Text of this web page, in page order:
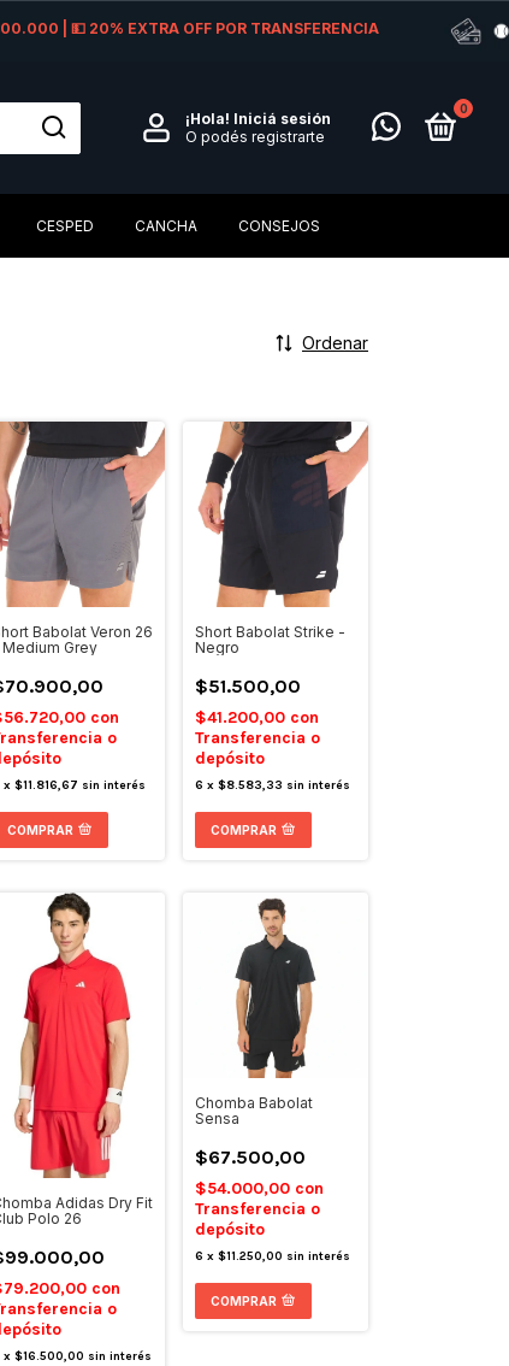
| 💵 20% EXTRA OFF POR TRANSFERENCIA
¡Hola! Iniciá sesión
O podés registrarte
0
CESPED CANCHA CONSEJOS
Ordenar
Babolat Veron 26
Grey
con
o
x $11.816,67 sin interés
COMPRAR
Short Babolat Strike -
Negro
$51.500,00
$41.200,00 con
Transferencia o
depósito
6 x $8.583,33 sin interés
COMPRAR
Adidas Dry Fit
Polo 26
con
o
x $16.500,00 sin interés
Chomba Babolat
Sensa
$67.500,00
$54.000,00 con
Transferencia o
depósito
6 x $11.250,00 sin interés
COMPRAR